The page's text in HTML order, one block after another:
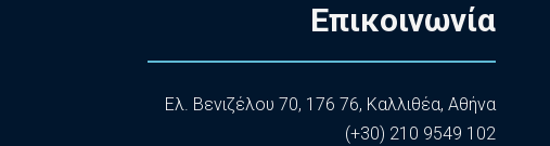
Επικοινωνία
Ελ. Βενιζέλου 70, 176 76, Καλλιθέα, Αθήνα
(+30) 210 9549 102